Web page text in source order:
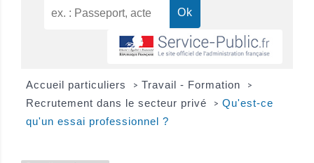
Accueil particuliers > Travail - Formation >
Recrutement dans le secteur privé > Qu'est-ce
qu'un essai professionnel ?